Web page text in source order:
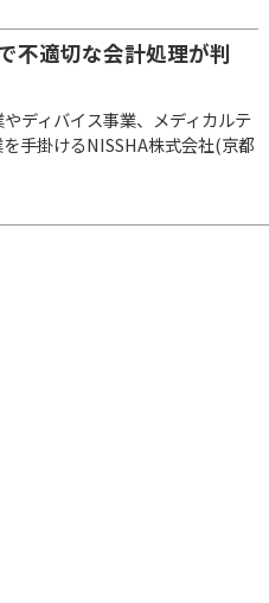
不適切な会計処理が判
ディバイス事業、メディカルテ
手掛けるNISSHA株式会社(京都